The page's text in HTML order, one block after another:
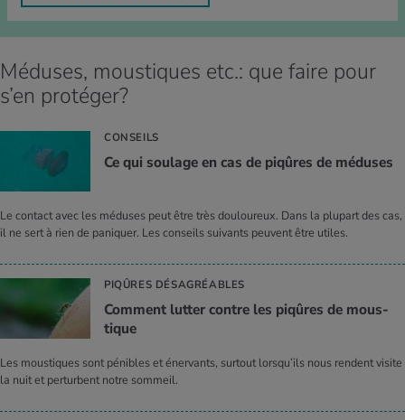
Méduses, moustiques etc.: que faire pour
s’en protéger?
CONSEILS
Ce qui sou­lage en cas de piqûres de méduses
Le contact avec les méduses peut être très douloureux. Dans la plupart des cas,
il ne sert à rien de paniquer. Les conseils suivants peuvent être utiles.
PIQÛRES DÉSAGRÉABLES
Com­ment lut­ter contre les piqûres de mous­
tique
Les moustiques sont pénibles et énervants, surtout lorsqu’ils nous rendent visite
la nuit et perturbent notre sommeil.